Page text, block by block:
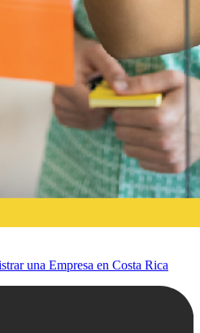
una Empresa en Costa Rica